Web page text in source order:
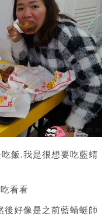
飯.我是很想要吃藍蜻
看看
後好像是之前藍蜻蜓師